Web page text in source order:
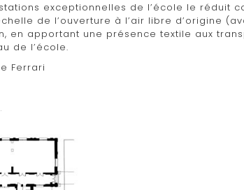
exceptionnelles de l’école le réduit
de l’ouverture à l’air libre d’origine
en apportant une présence textile aux
de l’école.
Ferrari